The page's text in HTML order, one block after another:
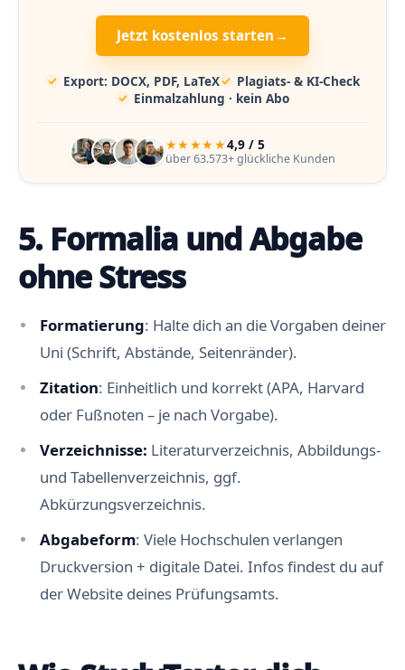
Jetzt kostenlos starten →
Export: DOCX, PDF, LaTeX
Plagiats- & KI-Check
Einmalzahlung · kein Abo
★★★★★4,9 / 5
über 63.573+ glückliche Kunden
5. Formalia und Abgabe
ohne Stress
Formatierung: Halte dich an die Vorgaben deiner
Uni (Schrift, Abstände, Seitenränder).
Zitation: Einheitlich und korrekt (APA, Harvard
oder Fußnoten – je nach Vorgabe).
Verzeichnisse: Literaturverzeichnis, Abbildungs-
und Tabellenverzeichnis, ggf.
Abkürzungsverzeichnis.
Abgabeform: Viele Hochschulen verlangen
Druckversion + digitale Datei. Infos findest du auf
der Website deines Prüfungsamts.